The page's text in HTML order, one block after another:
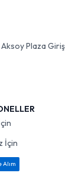
Plaza Giriş
İçin
Alım